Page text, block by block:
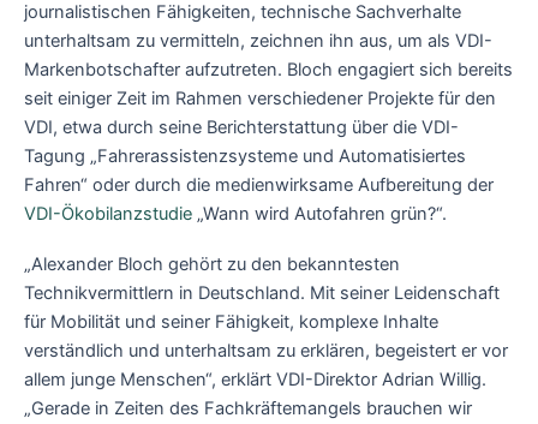
journalistischen Fähigkeiten, technische Sachverhalte
unterhaltsam zu vermitteln, zeichnen ihn aus, um als VDI-
Markenbotschafter aufzutreten. Bloch engagiert sich bereits
seit einiger Zeit im Rahmen verschiedener Projekte für den
VDI, etwa durch seine Berichterstattung über die VDI-
Tagung „Fahrerassistenzsysteme und Automatisiertes
Fahren“ oder durch die medienwirksame Aufbereitung der
VDI-Ökobilanzstudie „Wann wird Autofahren grün?“.
„Alexander Bloch gehört zu den bekanntesten
Technikvermittlern in Deutschland. Mit seiner Leidenschaft
für Mobilität und seiner Fähigkeit, komplexe Inhalte
verständlich und unterhaltsam zu erklären, begeistert er vor
allem junge Menschen“, erklärt VDI-Direktor Adrian Willig.
„Gerade in Zeiten des Fachkräftemangels brauchen wir